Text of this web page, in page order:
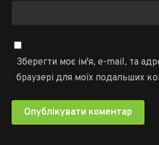
Зберегти моє ім'я, e-mail, та
браузері для моїх подальших